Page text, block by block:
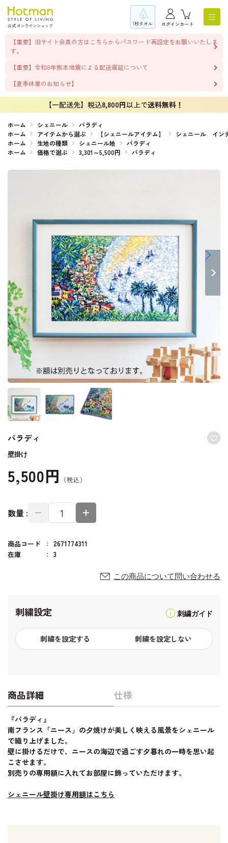
1秒タオル ログインカート
【重要】旧サイト会員の方はこちらからパスワード再設定をお願いいたしま
す。
【重要】令和8年熊本地震による配送遅延について
【夏季休業のお知らせ】
【一配送先】税込8,800円以上で送料無料！
ホーム シェニール
パラディ
ホーム
アイテムから選ぶ 【シェニールアイテム】
シェニール イン
ホーム
生地の種類 シェニール地
パラディ
ホーム
価格で選ぶ 3,301～5,500円 パラディ
パラディ
壁掛け
5,500円
数量 :
商品コード
2671774311
在庫
3
この商品について問い合わせる
刺繍設定 刺繍ガイド
刺繍を設定する 刺繍を設定しない
商品詳細 仕様
『パラディ』
南フランス「ニース」の夕焼けが美しく映える風景をシェニール
で織り上げました。
壁に掛けるだけで、ニースの海辺で過ごす夕暮れの一時を思い起
こさせます。
別売りの専用額に入れてお部屋に飾っていただけます。
シェニール壁掛け専用額はこちら